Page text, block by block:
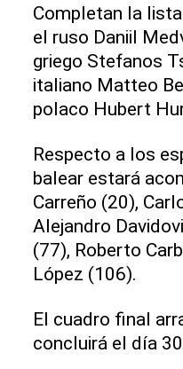
Completan la
el ruso Daniil
griego Stefanos
italiano Matteo
polaco Hubert
Respecto a los
balear estará
Carreño (20),
Alejandro
(77), Roberto
López (106).
El cuadro final
concluirá el día